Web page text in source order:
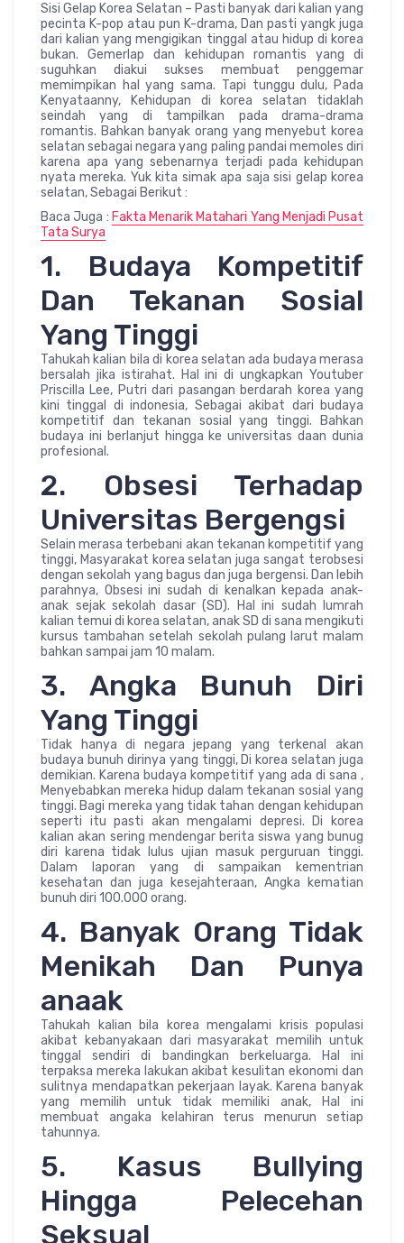
Sisi Gelap Korea Selatan – Pasti banyak dari kalian yang
pecinta K-pop atau pun K-drama, Dan pasti yangk juga
dari kalian yang mengigikan tinggal atau hidup di korea
bukan. Gemerlap dan kehidupan romantis yang di
suguhkan diakui sukses membuat penggemar
memimpikan hal yang sama. Tapi tunggu dulu, Pada
Kenyataanny, Kehidupan di korea selatan tidaklah
seindah yang di tampilkan pada drama-drama
romantis. Bahkan banyak orang yang menyebut korea
selatan sebagai negara yang paling pandai memoles diri
karena apa yang sebenarnya terjadi pada kehidupan
nyata mereka. Yuk kita simak apa saja sisi gelap korea
selatan, Sebagai Berikut :
Baca Juga : Fakta Menarik Matahari Yang Menjadi Pusat
Tata Surya
1. Budaya Kompetitif
Dan Tekanan Sosial
Yang Tinggi
Tahukah kalian bila di korea selatan ada budaya merasa
bersalah jika istirahat. Hal ini di ungkapkan Youtuber
Priscilla Lee, Putri dari pasangan berdarah korea yang
kini tinggal di indonesia, Sebagai akibat dari budaya
kompetitif dan tekanan sosial yang tinggi. Bahkan
budaya ini berlanjut hingga ke universitas daan dunia
profesional.
2. Obsesi Terhadap
Universitas Bergengsi
Selain merasa terbebani akan tekanan kompetitif yang
tinggi, Masyarakat korea selatan juga sangat terobsesi
dengan sekolah yang bagus dan juga bergensi. Dan lebih
parahnya, Obsesi ini sudah di kenalkan kepada anak-
anak sejak sekolah dasar (SD). Hal ini sudah lumrah
kalian temui di korea selatan, anak SD di sana mengikuti
kursus tambahan setelah sekolah pulang larut malam
bahkan sampai jam 10 malam.
3. Angka Bunuh Diri
Yang Tinggi
Tidak hanya di negara jepang yang terkenal akan
budaya bunuh dirinya yang tinggi, Di korea selatan juga
demikian. Karena budaya kompetitif yang ada di sana ,
Menyebabkan mereka hidup dalam tekanan sosial yang
tinggi. Bagi mereka yang tidak tahan dengan kehidupan
seperti itu pasti akan mengalami depresi. Di korea
kalian akan sering mendengar berita siswa yang bunug
diri karena tidak lulus ujian masuk perguruan tinggi.
Dalam laporan yang di sampaikan kementrian
kesehatan dan juga kesejahteraan, Angka kematian
bunuh diri 100.000 orang.
4. Banyak Orang Tidak
Menikah Dan Punya
anaak
Tahukah kalian bila korea mengalami krisis populasi
akibat kebanyakaan dari masyarakat memilih untuk
tinggal sendiri di bandingkan berkeluarga. Hal ini
terpaksa mereka lakukan akibat kesulitan ekonomi dan
sulitnya mendapatkan pekerjaan layak. Karena banyak
yang memilih untuk tidak memiliki anak, Hal ini
membuat angaka kelahiran terus menurun setiap
tahunnya.
5. Kasus Bullying
Hingga Pelecehan
Seksual